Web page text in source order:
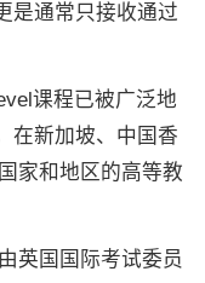
是通常只接收通过
课程已被广泛地
在新加坡、中国香
家和地区的高等教
国国际考试委员